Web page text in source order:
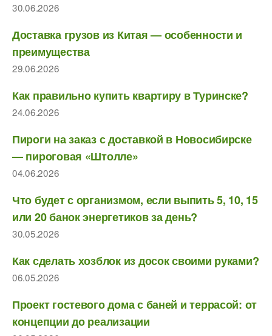
30.06.2026
Доставка грузов из Китая — особенности и
преимущества
29.06.2026
Как правильно купить квартиру в Туринске?
24.06.2026
Пироги на заказ с доставкой в Новосибирске
— пироговая «Штолле»
04.06.2026
Что будет с организмом, если выпить 5, 10, 15
или 20 банок энергетиков за день?
30.05.2026
Как сделать хозблок из досок своими руками?
06.05.2026
Проект гостевого дома с баней и террасой: от
концепции до реализации